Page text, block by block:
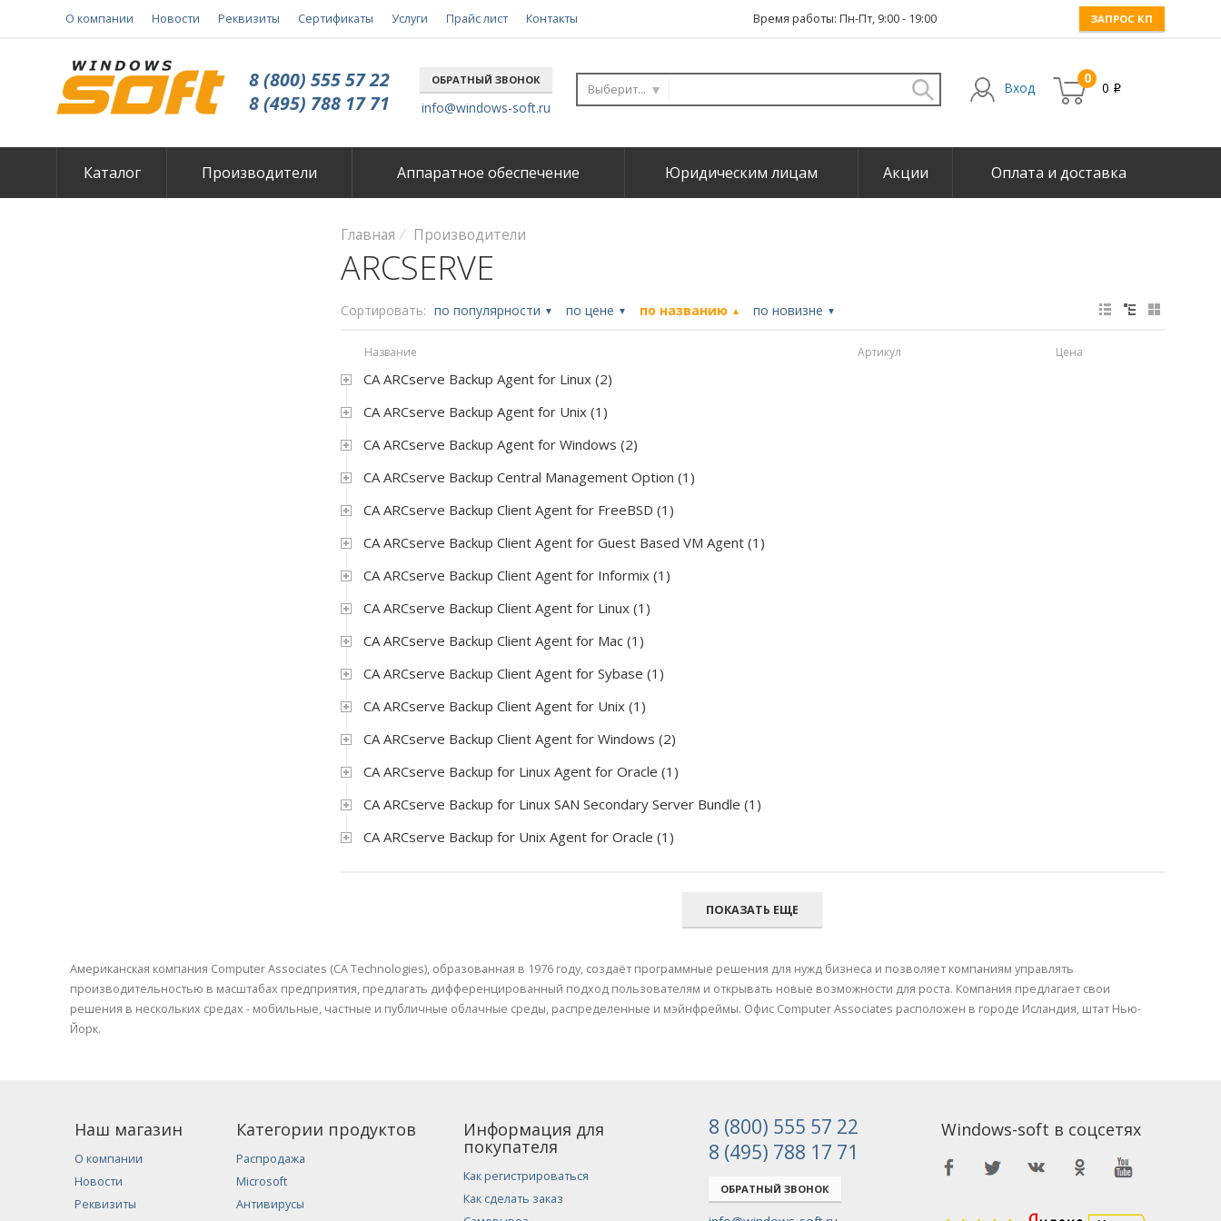
О компании Новости Реквизиты Сертификаты Услуги Прайс лист Контакты Время работы: Пн-Пт, 9:00 - 19:00 ЗАПРОС КП
8 (800) 555 57 22
8 (495) 788 17 71
ОБРАТНЫЙ ЗВОНОК
info@windows-soft.ru
Выберите... Вход
0
0 i
Каталог Производители Аппаратное обеспечение Юридическим лицам Акции Оплата и доставка
Главная Производители
ARCSERVE
Сортировать: по популярности ▼ по цене ▼ по названию ▲ по новизне ▼
Название Артикул Цена
CA ARCserve Backup Agent for Linux (2)
CA ARCserve Backup Agent for Unix (1)
CA ARCserve Backup Agent for Windows (2)
CA ARCserve Backup Central Management Option (1)
CA ARCserve Backup Client Agent for FreeBSD (1)
CA ARCserve Backup Client Agent for Guest Based VM Agent (1)
CA ARCserve Backup Client Agent for Informix (1)
CA ARCserve Backup Client Agent for Linux (1)
CA ARCserve Backup Client Agent for Mac (1)
CA ARCserve Backup Client Agent for Sybase (1)
CA ARCserve Backup Client Agent for Unix (1)
CA ARCserve Backup Client Agent for Windows (2)
CA ARCserve Backup for Linux Agent for Oracle (1)
CA ARCserve Backup for Linux SAN Secondary Server Bundle (1)
CA ARCserve Backup for Unix Agent for Oracle (1)
ПОКАЗАТЬ ЕЩЕ
Американская компания Computer Associates (CA Technologies), образованная в 1976 году, создаёт программные решения для нужд бизнеса и позволяет компаниям управлять
производительностью в масштабах предприятия, предлагать дифференцированный подход пользователям и открывать новые возможности для роста. Компания предлагает свои
решения в нескольких средах - мобильные, частные и публичные облачные среды, распределенные и мэйнфреймы. Офис Computer Associates расположен в городе Исландия, штат Нью-
Йорк.
Наш магазин
О компании
Новости
Реквизиты
Категории продуктов
Распродажа
Microsoft
Антивирусы
Информация для
покупателя
Как регистрироваться
Как сделать заказ
8 (800) 555 57 22
8 (495) 788 17 71
ОБРАТНЫЙ ЗВОНОК
Windows-soft в соцсетях